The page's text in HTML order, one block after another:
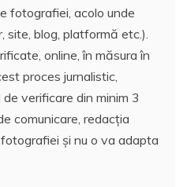
fotografiei, acolo unde
site, blog, platformă etc.).
online, în măsura în
proces jurnalistic,
verificare din minim 3
comunicare, redacția
și nu o va adapta